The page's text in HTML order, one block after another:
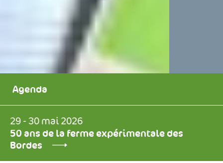
Agenda
29 - 30 mai 2026
50 ans de la ferme expérimentale des
Bordes